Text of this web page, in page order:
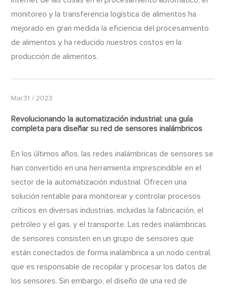
monitoreo y la transferencia logística de alimentos ha
mejorado en gran medida la eficiencia del procesamiento
de alimentos y ha reducido nuestros costos en la
producción de alimentos.
Mar31 / 2023
Revolucionando la automatización industrial: una guía
completa para diseñar su red de sensores inalámbricos
En los últimos años, las redes inalámbricas de sensores se
han convertido en una herramienta imprescindible en el
sector de la automatización industrial. Ofrecen una
solución rentable para monitorear y controlar procesos
críticos en diversas industrias, incluidas la fabricación, el
petróleo y el gas, y el transporte. Las redes inalámbricas
de sensores consisten en un grupo de sensores que
están conectados de forma inalámbrica a un nodo central,
que es responsable de recopilar y procesar los datos de
los sensores. Sin embargo, el diseño de una red de